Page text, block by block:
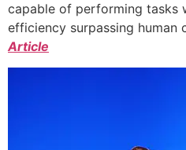
capable of performing tasks
efficiency surpassing human
Article